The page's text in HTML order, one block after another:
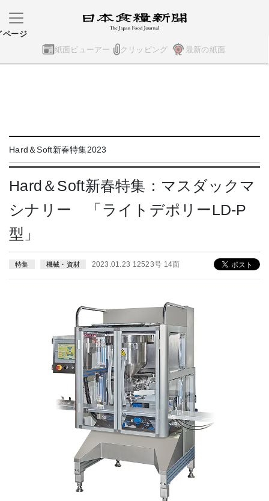
紙面ビューアー クリッピング 最新の紙面
ページ
Hard＆Soft新春特集2023
Hard＆Soft新春特集：マスダックマ
シナリー 「ライトデポリーLD-P
型」
特集 機械・資材 2023.01.23 12523号 14面